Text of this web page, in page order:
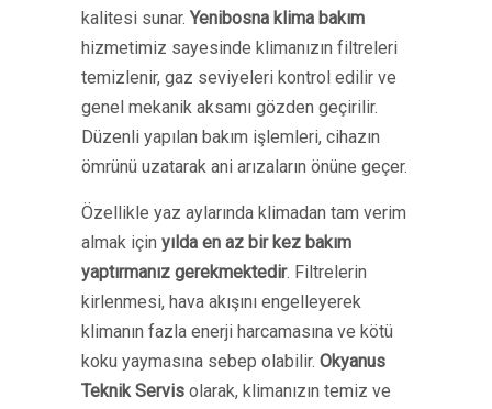
kalitesi sunar.Yenibosna klima bakım
hizmetimiz sayesinde klimanızın filtreleri
temizlenir, gaz seviyeleri kontrol edilir ve
genel mekanik aksamı gözden geçirilir.
Düzenli yapılan bakım işlemleri, cihazın
ömrünü uzatarak ani arızaların önüne geçer.
Özellikle yaz aylarında klimadan tam verim
almak için yılda en az bir kez bakım
yaptırmanız gerekmektedir. Filtrelerin
kirlenmesi, hava akışını engelleyerek
klimanın fazla enerji harcamasına ve kötü
koku yaymasına sebep olabilir. Okyanus
Teknik Servis olarak, klimanızın temiz ve